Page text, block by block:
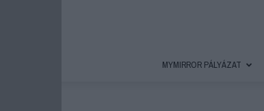
MYMIRROR PÁLYÁZAT